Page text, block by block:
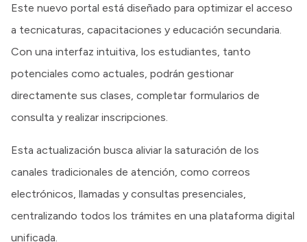
Este nuevo portal está diseñado para optimizar el acceso
a tecnicaturas, capacitaciones y educación secundaria.
Con una interfaz intuitiva, los estudiantes, tanto
potenciales como actuales, podrán gestionar
directamente sus clases, completar formularios de
consulta y realizar inscripciones.
Esta actualización busca aliviar la saturación de los
canales tradicionales de atención, como correos
electrónicos, llamadas y consultas presenciales,
centralizando todos los trámites en una plataforma digital
unificada.